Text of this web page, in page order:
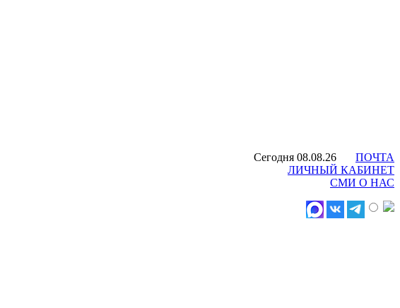
Сегодня 08.08.26
ПОЧТА
ЛИЧНЫЙ КАБИНЕТ
СМИ О НАС